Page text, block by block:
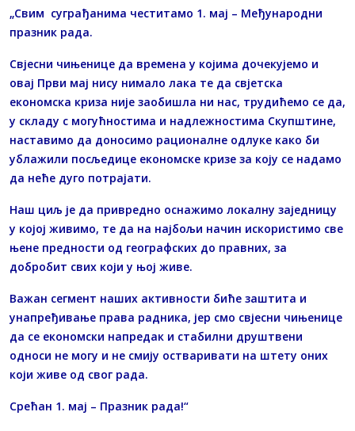
„Свим суграђанима честитамо 1. мај – Међународни
празник рада.
Свјесни чињенице да времена у којима дочекујемо и
овај Први мај нису нимало лака те да свјетска
економска криза није заобишла ни нас, трудићемо се да,
у складу с могућностима и надлежностима Скупштине,
наставимо да доносимо рационалне одлуке како би
ублажили посљедице економске кризе за коју се надамо
да неће дуго потрајати.
Наш циљ је да привредно оснажимо локалну заједницу
у којој живимо, те да на најбољи начин искористимо све
њене предности од географских до правних, за
добробит свих који у њој живе.
Важан сегмент наших активности биће заштита и
унапређивање права радника, јер смо свјесни чињенице
да се економски напредак и стабилни друштвени
односи не могу и не смију остваривати на штету оних
који живе од свог рада.
Срећан 1. мај – Празник рада!“